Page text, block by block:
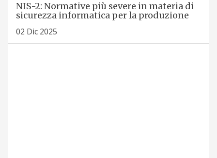
NIS-2: Normative più severe in materia di
sicurezza informatica per la produzione
02 Dic 2025